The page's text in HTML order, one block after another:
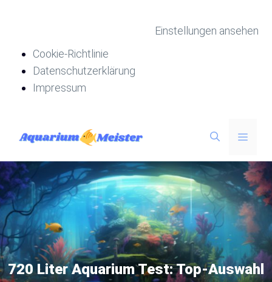
Einstellungen ansehen
Cookie-Richtlinie
Datenschutzerklärung
Impressum
Inhalt
Menü
720 Liter Aquarium Test: Top-Auswahl